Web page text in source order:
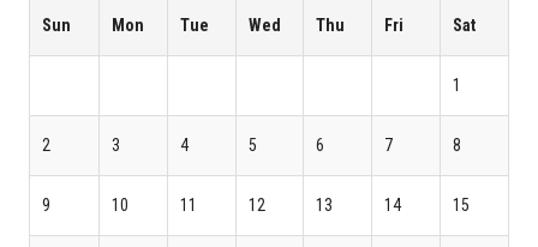
Sun Mon Tue Wed Thu Fri Sat
1
2 3 4 5 6 7 8
9 10 11 12 13 14 15